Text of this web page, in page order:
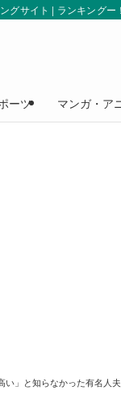
グサイト | ランキングー！
ーツ マンガ・ア
い」と知らなかった有名人